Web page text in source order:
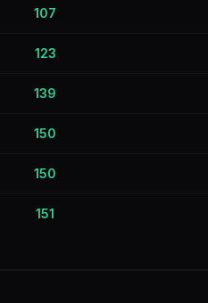
107
123
139
150
150
151